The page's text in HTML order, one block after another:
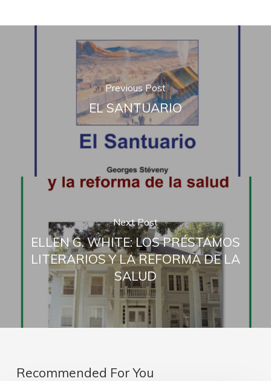
Previous Post
EL SANTUARIO
Next Post
ELLEN G. WHITE: LOS PRÉSTAMOS
LITERARIOS Y LA REFORMA DE LA
SALUD
Recommended For You